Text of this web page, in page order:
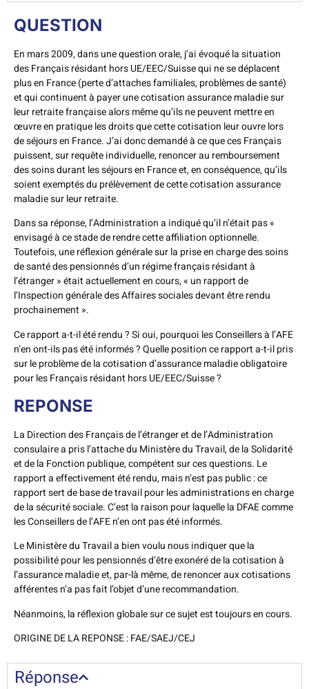
QUESTION
En mars 2009, dans une question orale, j’ai évoqué la situation
des Français résidant hors UE/EEC/Suisse qui ne se déplacent
plus en France (perte d’attaches familiales, problèmes de santé)
et qui continuent à payer une cotisation assurance maladie sur
leur retraite française alors même qu’ils ne peuvent mettre en
œuvre en pratique les droits que cette cotisation leur ouvre lors
de séjours en France. J’ai donc demandé à ce que ces Français
puissent, sur requête individuelle, renoncer au remboursement
des soins durant les séjours en France et, en conséquence, qu’ils
soient exemptés du prélèvement de cette cotisation assurance
maladie sur leur retraite.
Dans sa réponse, l’Administration a indiqué qu’il n’était pas «
envisagé à ce stade de rendre cette affiliation optionnelle.
Toutefois, une réflexion générale sur la prise en charge des soins
de santé des pensionnés d’un régime français résidant à
l’étranger » était actuellement en cours, « un rapport de
l’Inspection générale des Affaires sociales devant être rendu
prochainement ».
Ce rapport a-t-il été rendu ? Si oui, pourquoi les Conseillers à l’AFE
n’en ont-ils pas été informés ? Quelle position ce rapport a-t-il pris
sur le problème de la cotisation d’assurance maladie obligatoire
pour les Français résidant hors UE/EEC/Suisse ?
REPONSE
La Direction des Français de l’étranger et de l’Administration
consulaire a pris l’attache du Ministère du Travail, de la Solidarité
et de la Fonction publique, compétent sur ces questions. Le
rapport a effectivement été rendu, mais n’est pas public : ce
rapport sert de base de travail pour les administrations en charge
de la sécurité sociale. C’est la raison pour laquelle la DFAE comme
les Conseillers de l’AFE n’en ont pas été informés.
Le Ministère du Travail a bien voulu nous indiquer que la
possibilité pour les pensionnés d’être exonéré de la cotisation à
l’assurance maladie et, par-là même, de renoncer aux cotisations
afférentes n’a pas fait l’objet d’une recommandation.
Néanmoins, la réflexion globale sur ce sujet est toujours en cours.
ORIGINE DE LA REPONSE : FAE/SAEJ/CEJ
Réponse